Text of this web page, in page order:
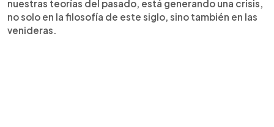
nuestras teorías del pasado, está generando una crisis,
no solo en la filosofía de este siglo, sino también en las
venideras.